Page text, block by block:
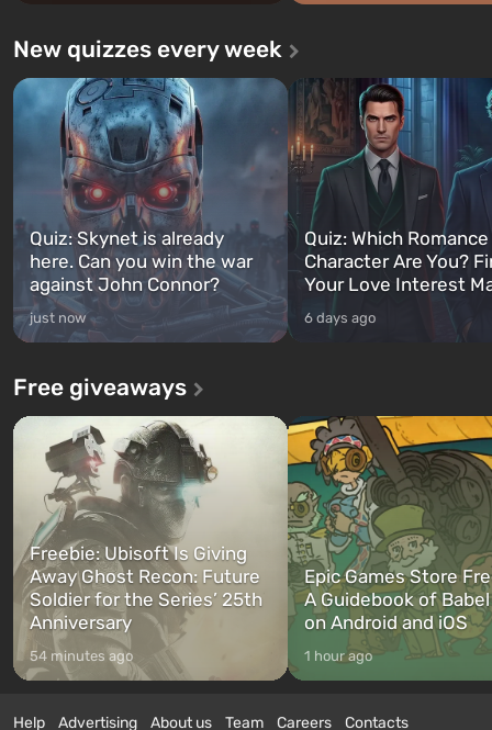
New quizzes every week
Quiz: Skynet is already
here. Can you win the war
against John Connor?
just now
Quiz: Which
Character Are You?
Your Love Interest
6 days ago
Free giveaways
Freebie: Ubisoft Is Giving
Away Ghost Recon: Future
Soldier for the Series’ 25th
Anniversary
54 minutes ago
Epic Games Store
A Guidebook of
on Android and iOS
1 hour ago
Help Advertising About us Team Careers Contacts